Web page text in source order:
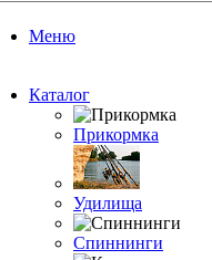
Меню
Каталог
Прикормка
Удилища
Спиннинги